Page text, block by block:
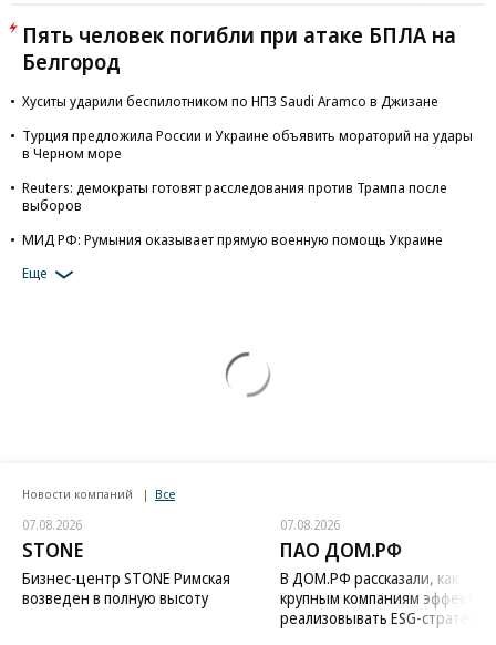
Пять человек погибли при атаке БПЛА на
Белгород
Хуситы ударили беспилотником по НПЗ Saudi Aramco в Джизане
Турция предложила России и Украине объявить мораторий на удары
в Черном море
Reuters: демократы готовят расследования против Трампа после
выборов
МИД РФ: Румыния оказывает прямую военную помощь Украине
Еще
Новости компаний Все
07.08.2026
STONE
Бизнес-центр STONE Римская
возведен в полную высоту
07.08.2026
ПАО ДОМ.РФ
В ДОМ.РФ рассказали, как
крупным компаниям
реализовывать ESG-стратегию